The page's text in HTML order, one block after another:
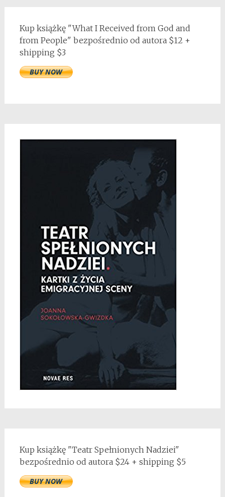
Kup książkę "What I Received from God and
from People" bezpośrednio od autora $12 +
shipping $3
Kup książkę "Teatr Spełnionych Nadziei"
bezpośrednio od autora $24 + shipping $5